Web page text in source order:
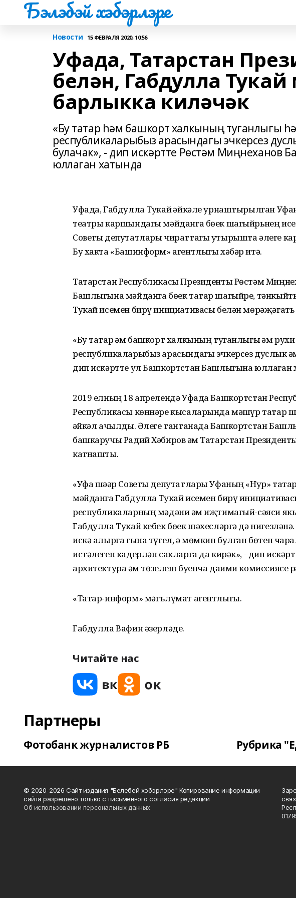
Бэлэбэй хэбэрлэре
Новости 15 ФЕВРАЛЯ 2020, 10:56
Уфада, Татарстан
белән, Габдулла
барлыкка киләчәк
«Бу татар һәм башкорт халкының туганлыгы
республикаларыбыз арасындагы эчкерсез
булачак», - дип искәртте Рөстәм Миңнеханов
юллаган хатында
Уфада, Габдулла Тукай һәйкәле урнаштырылган
театры каршындагы мәйданга бөек шагыйрьнең
Советы депутатлары чираттагы утырышта әлеге
Бу хакта «Башинформ» агентлыгы хәбәр итә.
Татарстан Республикасы Президенты Рөстәм
Башлыгына мәйданга бөек татар шагыйре,
Тукай исемен бирү инициативасы белән мөрәҗәгать
«Бу татар һәм башкорт халкының туганлыгы һәм
республикаларыбыз арасындагы эчкерсез дуслык
дип искәртте ул Башкортстан Башлыгына юллаган
2019 елның 18 апрелендә Уфада Башкортстан
Республикасы көннәре кысаларында мәшһүр татар
һәйкәл ачылды. Әлеге тантанада Башкортстан
башкаручы Радий Хәбиров һәм Татарстан
катнашты.
«Уфа шәһәр Советы депутатлары Уфаның «Нур»
мәйданга Габдулла Тукай исемен бирү
республикаларның мәдәни һәм иҗтимагый-сәяси
Габдулла Тукай кебек бөек шәхесләргә дә
искә алырга гына түгел, ә мөмкин булган бөтен
истәлеген кадерләп сакларга да кирәк», - дип
архитектура һәм төзелеш буенча даими комиссиясе
«Татар-информ» мәгълүмат агентлыгы.
Габдулла Вафин әзерләде.
Читайте нас
Партнеры
Фотобанк журналистов РБ Рубрика
© 2020-2026 Сайт издания "Белебей хэбэрлэре" Копирование информации
сайта разрешено только с письменного согласия редакции
Об использовании персональных данных